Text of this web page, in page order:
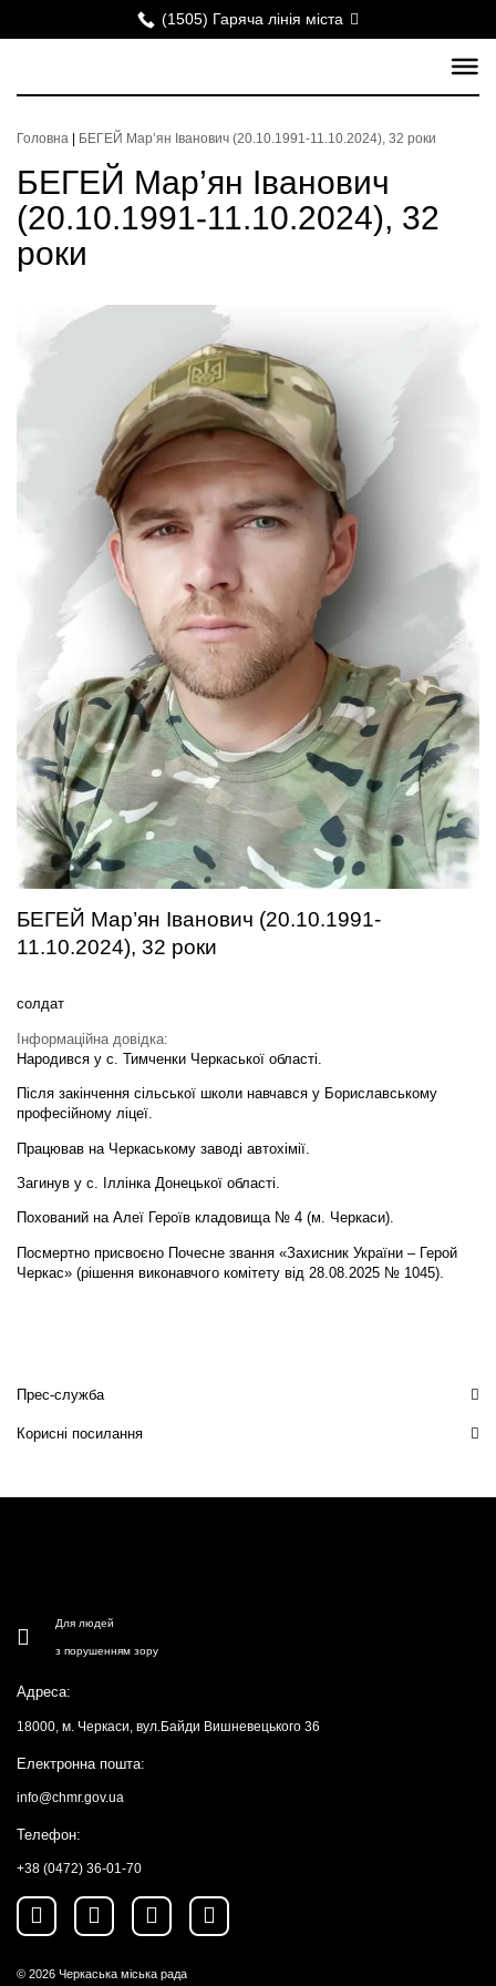
(1505) Гаряча лінія міста
Головна БЕГЕЙ Мар’ян Іванович (20.10.1991-11.10.2024), 32 роки
БЕГЕЙ Мар’ян Іванович
(20.10.1991-11.10.2024), 32
роки
БЕГЕЙ Мар’ян Іванович (20.10.1991-
11.10.2024), 32 роки
солдат
Інформаційна довідка:
Народився у с. Тимченки Черкаської області.
Після закінчення сільської школи навчався у Бориславському
професійному ліцеї.
Працював на Черкаському заводі автохімії.
Загинув у с. Іллінка Донецької області.
Похований на Алеї Героїв кладовища № 4 (м. Черкаси).
Посмертно присвоєно Почесне звання «Захисник України – Герой
Черкас» (рішення виконавчого комітету від 28.08.2025 № 1045).
Прес-служба
Корисні посилання
Для людей
з порушенням зору
Адреса:
18000, м. Черкаси, вул.Байди Вишневецького 36
Електронна пошта:
info@chmr.gov.ua
Телефон:
+38 (0472) 36-01-70
© 2026 Черкаська міська рада